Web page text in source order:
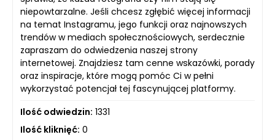
niepowtarzalne. Jeśli chcesz zgłębić więcej informacji
na temat Instagramu, jego funkcji oraz najnowszych
trendów w mediach społecznościowych, serdecznie
zapraszam do odwiedzenia naszej strony
internetowej. Znajdziesz tam cenne wskazówki, porady
oraz inspiracje, które mogą pomóc Ci w pełni
wykorzystać potencjał tej fascynującej platformy.
Ilość odwiedzin: 1331
Ilość kliknięć: 0